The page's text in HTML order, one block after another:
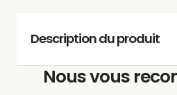
Description du produit
Le carport bois NÎMES
Nous vous